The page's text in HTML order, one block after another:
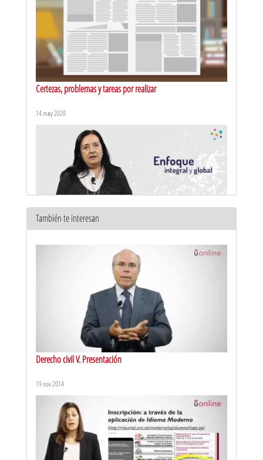
Certezas, problemas y tareas por realizar
14 may 2020
El análisis del grado de radicalización violenta a través de la
metáfora de la escalera
20 may 2020
También te interesan
Derecho civil V. Presentación
19 nov 2014